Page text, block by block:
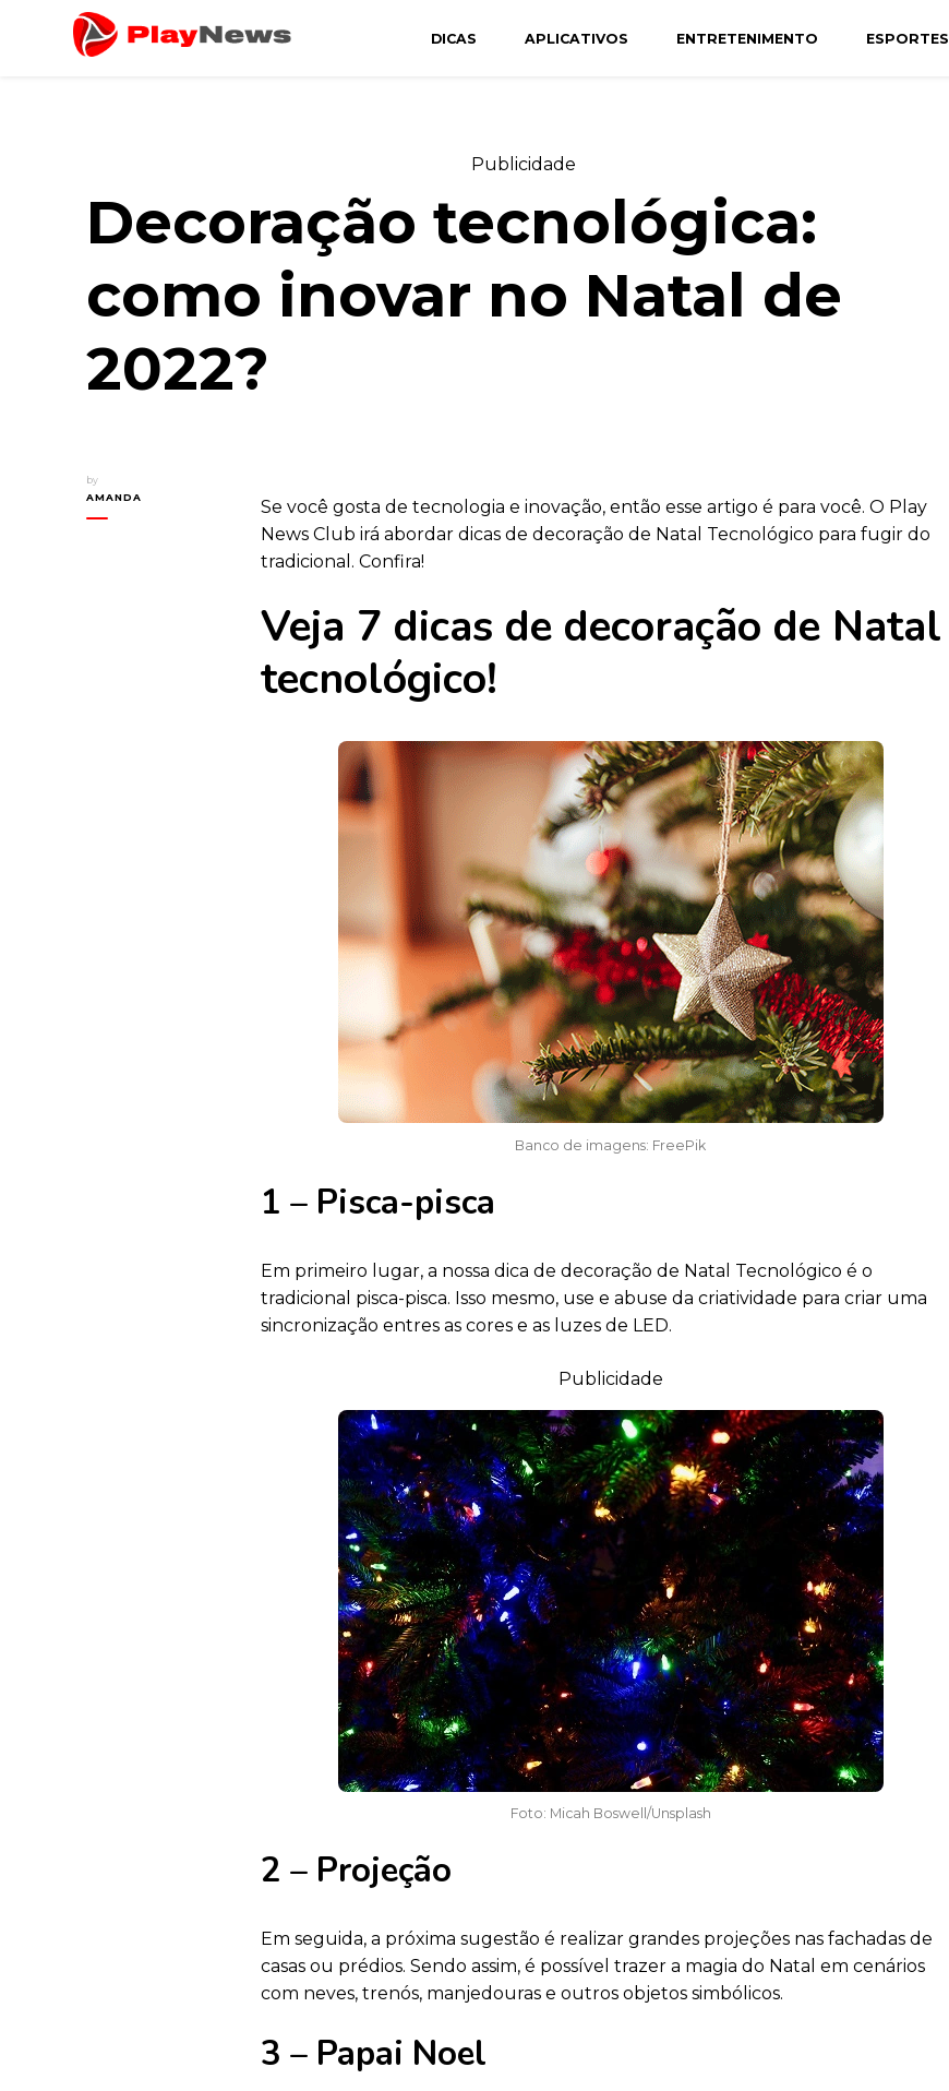
DICAS APLICATIVOS ENTRETENIMENTO ESPORTES
Publicidade
Decoração tecnológica:
como inovar no Natal de
2022?
by
AMANDA
Se você gosta de tecnologia e inovação, então esse artigo é para você. O Play
News Club irá abordar dicas de decoração de Natal Tecnológico para fugir do
tradicional. Confira!
Veja 7 dicas de decoração de Natal
tecnológico!
Banco de imagens: FreePik
1 – Pisca-pisca
Em primeiro lugar, a nossa dica de decoração de Natal Tecnológico é o
tradicional pisca-pisca. Isso mesmo, use e abuse da criatividade para criar uma
sincronização entres as cores e as luzes de LED.
Publicidade
Foto: Micah Boswell/Unsplash
2 – Projeção
Em seguida, a próxima sugestão é realizar grandes projeções nas fachadas de
casas ou prédios. Sendo assim, é possível trazer a magia do Natal em cenários
com neves, trenós, manjedouras e outros objetos simbólicos.
3 – Papai Noel